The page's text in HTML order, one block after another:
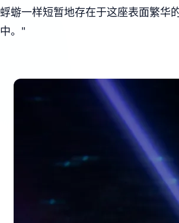
蜉蝣一样短暂地存在于这座表面繁华
中。"